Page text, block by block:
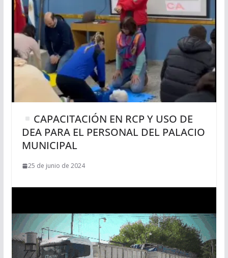
CAPACITACIÓN EN RCP Y USO DE
DEA PARA EL PERSONAL DEL PALACIO
MUNICIPAL
25 de junio de 2024